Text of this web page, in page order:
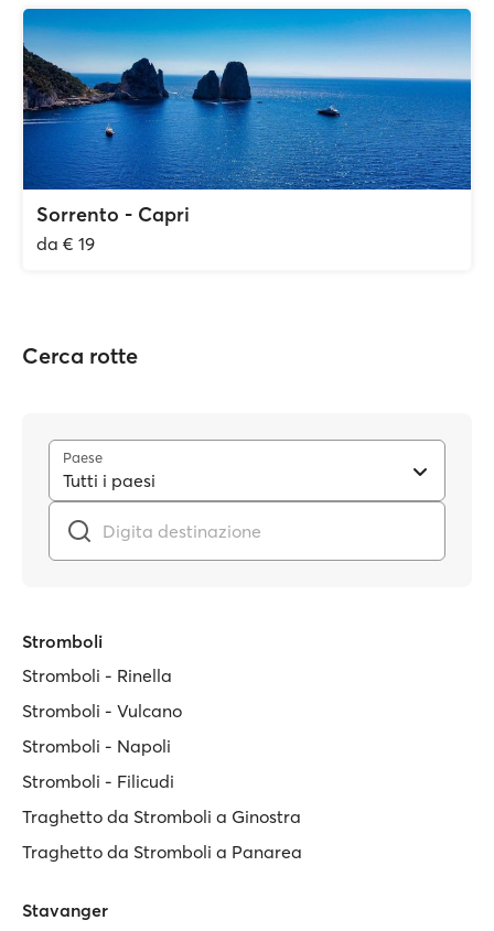
Sorrento - Capri
da € 19
Cerca rotte
Paese
Tutti i paesi
Stromboli
Stromboli - Rinella
Stromboli - Vulcano
Stromboli - Napoli
Stromboli - Filicudi
Traghetto da Stromboli a Ginostra
Traghetto da Stromboli a Panarea
Stavanger